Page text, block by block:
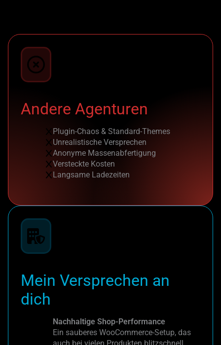
Andere Agenturen
Plugin-Chaos & Standard-Themes
Unrealistische Versprechen
Anonyme Massenabfertigung
Versteckte Kosten
Langsame Ladezeiten
Mein Versprechen an
dich
Nachhaltige Shop-Performance
Ein sauberes WooCommerce-Setup, das
auch bei vielen Produkten blitzschnell